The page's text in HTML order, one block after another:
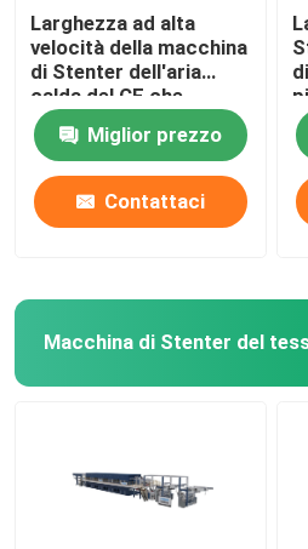
Larghezza ad alta
velocità della macchina
di Stenter dell'aria
calda del CE che
tricotta tessuto che
finisce 2400mm
Miglior prezzo
Contattaci
Macchina di Stenter del